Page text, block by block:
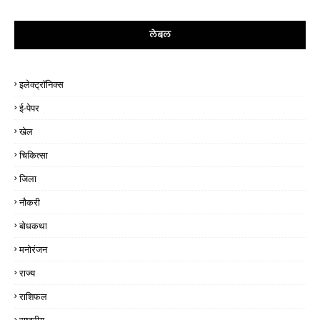
लेबल
इलेक्ट्रॉनिक्स
ई-पेपर
खेल
चिकित्सा
जिला
नौकरी
बोधकथा
मनोरंजन
राज्य
राशिफल